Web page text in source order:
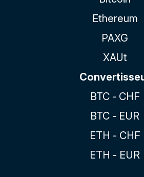
Ethereum
PAXG
XAUt
BTC - CHF
BTC - EUR
ETH - CHF
ETH - EUR